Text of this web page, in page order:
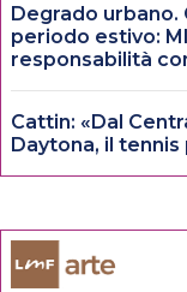
Degrado urbano.
periodo estivo:
responsabilità
Cattin: «Dal
Daytona, il tennis